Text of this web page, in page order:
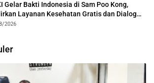
Gelar Bakti Indonesia di Sam Poo Kong,
Layanan Kesehatan Gratis dan Dialog
2026